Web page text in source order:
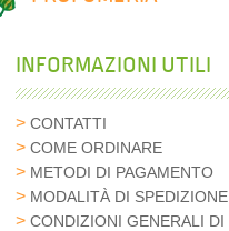
INFORMAZIONI UTILI
CONTATTI
COME ORDINARE
METODI DI PAGAMENTO
MODALITÀ DI SPEDIZIONE
CONDIZIONI GENERALI DI